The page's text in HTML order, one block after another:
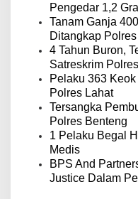
Pengedar 1,2
Tanam Ganja
Ditangkap
4 Tahun Buron,
Satreskrim
Pelaku 363
Polres Lahat
Tersangka
Polres Benteng
1 Pelaku Begal
Medis
BPS And
Justice Dalam